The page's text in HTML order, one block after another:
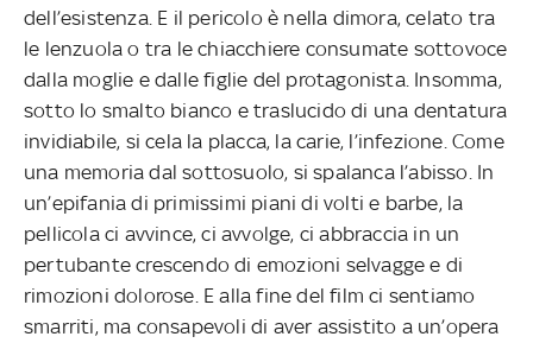
dell’esistenza. E il pericolo è nella dimora, celato tra
le lenzuola o tra le chiacchiere consumate sottovoce
dalla moglie e dalle figlie del protagonista. Insomma,
sotto lo smalto bianco e traslucido di una dentatura
invidiabile, si cela la placca, la carie, l’infezione. Come
una memoria dal sottosuolo, si spalanca l’abisso. In
un’epifania di primissimi piani di volti e barbe, la
pellicola ci avvince, ci avvolge, ci abbraccia in un
pertubante crescendo di emozioni selvagge e di
rimozioni dolorose. E alla fine del film ci sentiamo
smarriti, ma consapevoli di aver assistito a un’opera